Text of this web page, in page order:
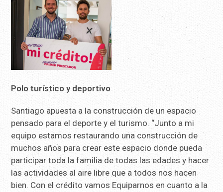
Polo turístico y deportivo
Santiago apuesta a la construcción de un espacio
pensado para el deporte y el turismo. “Junto a mi
equipo estamos restaurando una construcción de
muchos años para crear este espacio donde pueda
participar toda la familia de todas las edades y hacer
las actividades al aire libre que a todos nos hacen
bien. Con el crédito vamos Equiparnos en cuanto a la